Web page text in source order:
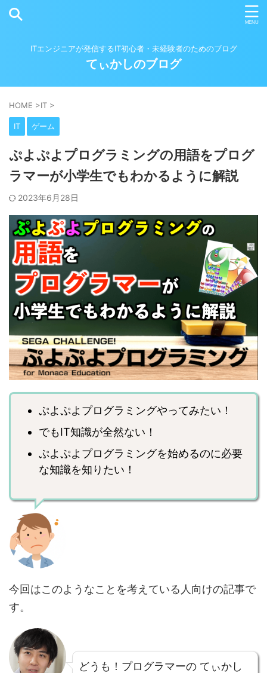
ITエンジニアが発信するIT初心者・未経験者のためのブログ
てぃかしのブログ
HOME >IT >
IT ゲーム
ぷよぷよプログラミングの用語をプログ
ラマーが小学生でもわかるように解説
2023年6月28日
ぷよぷよプログラミングやってみたい！
でもIT知識が全然ない！
ぷよぷよプログラミングを始めるのに必要
な知識を知りたい！
今回はこのようなことを考えている人向けの記事で
す。
どうも！プログラマーの てぃかし